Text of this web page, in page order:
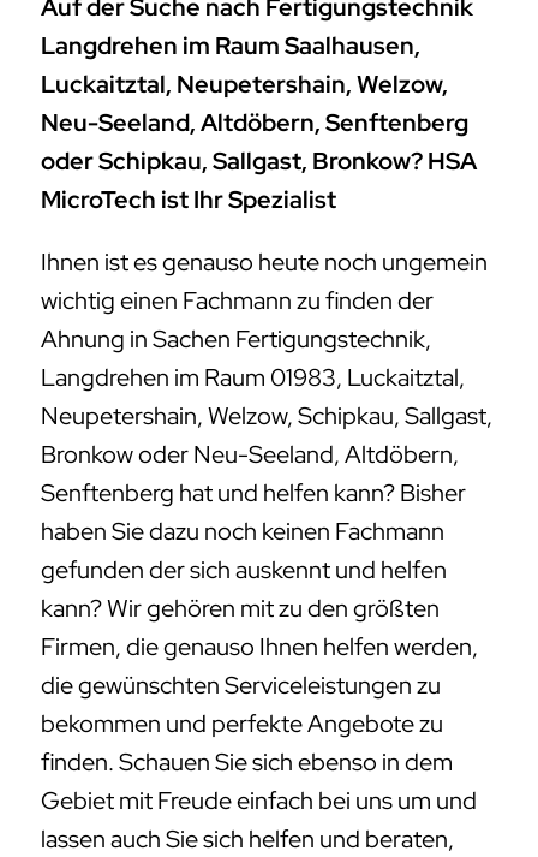
Auf der Suche nach Fertigungstechnik
Langdrehen im Raum Saalhausen,
Luckaitztal, Neupetershain, Welzow,
Neu-Seeland, Altdöbern, Senftenberg
oder Schipkau, Sallgast, Bronkow? HSA
MicroTech ist Ihr Spezialist
Ihnen ist es genauso heute noch ungemein
wichtig einen Fachmann zu finden der
Ahnung in Sachen Fertigungstechnik,
Langdrehen im Raum 01983, Luckaitztal,
Neupetershain, Welzow, Schipkau, Sallgast,
Bronkow oder Neu-Seeland, Altdöbern,
Senftenberg hat und helfen kann? Bisher
haben Sie dazu noch keinen Fachmann
gefunden der sich auskennt und helfen
kann? Wir gehören mit zu den größten
Firmen, die genauso Ihnen helfen werden,
die gewünschten Serviceleistungen zu
bekommen und perfekte Angebote zu
finden. Schauen Sie sich ebenso in dem
Gebiet mit Freude einfach bei uns um und
lassen auch Sie sich helfen und beraten,